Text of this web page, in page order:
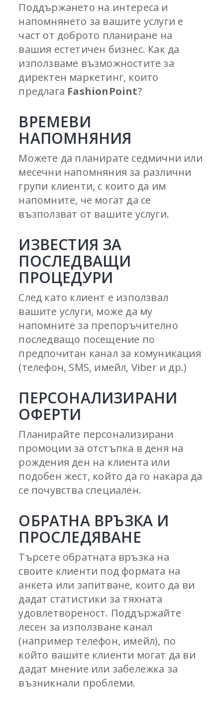
Поддържането на интереса и
напомнянето за вашите услуги е
част от доброто планиране на
вашия естетичен бизнес. Как да
използваме възможностите за
директен маркетинг, които
предлага FashionPoint?
ВРЕМЕВИ
НАПОМНЯНИЯ
Можете да планирате седмични или
месечни напомняния за различни
групи клиенти, с които да им
напомните, че могат да се
възползват от вашите услуги.
ИЗВЕСТИЯ ЗА
ПОСЛЕДВАЩИ
ПРОЦЕДУРИ
След като клиент е използвал
вашите услуги, може да му
напомните за препоръчително
последващо посещение по
предпочитан канал за комуникация
(телефон, SMS, имейл, Viber и др.)
ПЕРСОНАЛИЗИРАНИ
ОФЕРТИ
Планирайте персонализирани
промоции за отстъпка в деня на
рождения ден на клиента или
подобен жест, който да го накара да
се почувства специален.
ОБРАТНА ВРЪЗКА И
ПРОСЛЕДЯВАНЕ
Търсете обратната връзка на
своите клиенти под формата на
анкета или запитване, които да ви
дадат статистики за тяхната
удовлетвореност. Поддържайте
лесен за използване канал
(например телефон, имейл), по
който вашите клиенти могат да ви
дадат мнение или забележка за
възникнали проблеми.